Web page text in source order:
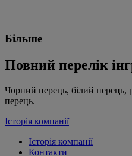
Більше
Повний перелік
Чорний перець, білий перець,
перець.
Історія компанії
Історія компанії
Контакти